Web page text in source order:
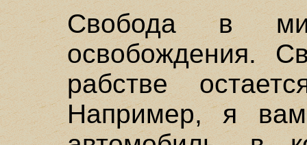
Свобода в
освобождения.
рабстве
Например, я